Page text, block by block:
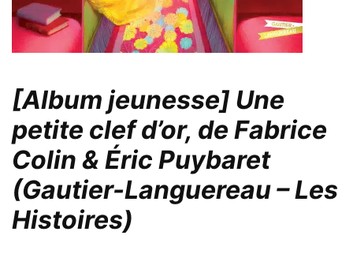
[Album jeunesse] Une
petite clef d’or, de Fabrice
Colin & Éric Puybaret
(Gautier-Languereau – Les
Histoires)